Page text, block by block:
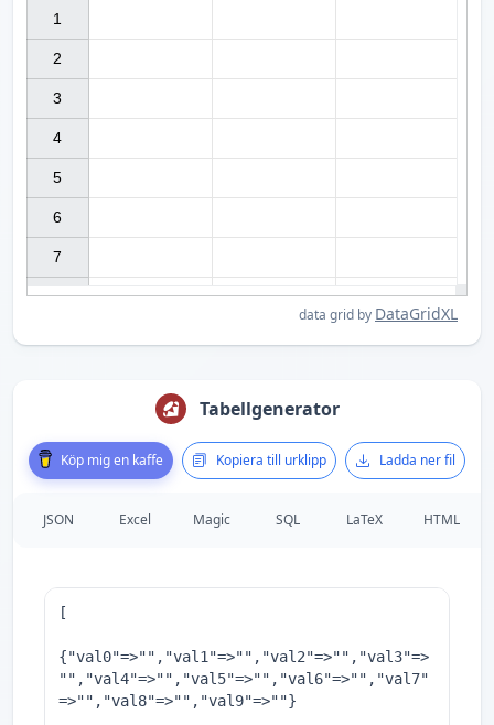
1
2
3
4
5
6
7
data grid by DataGridXL
Tabellgenerator
Köp mig en kaffe Kopiera till urklipp Ladda ner fil
JSON Excel Magic SQL LaTeX HTML